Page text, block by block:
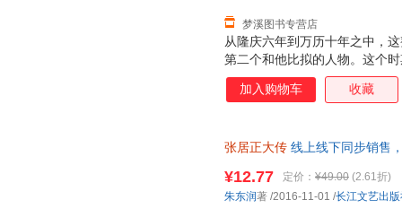
从隆庆六年到万历十年之中，
第二个和他比拟的人物。这个
十年，还是混乱：只有在这十
态中，获得一定程度的进展，
居正对明朝的弊政做了大刀阔
刻的理解与同情，对传主所置
梦溪图书专营店
加入购物车 收藏
张居正大传 线上线下同步销售
¥12.77 定价： ¥49.00 (2.61折)
朱东润著 /2016-11-01 /长江文艺出